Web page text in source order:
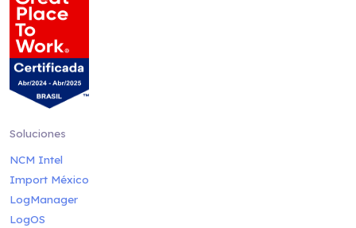
Soluciones
NCM Intel
Import México
LogManager
LogOS